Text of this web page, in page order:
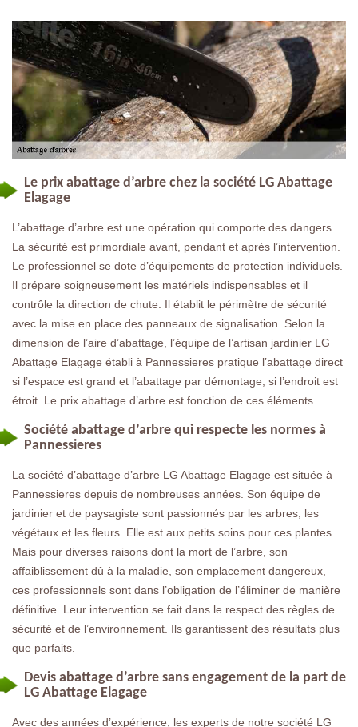
Le prix abattage d’arbre chez la société LG Abattage
Elagage
L’abattage d’arbre est une opération qui comporte des dangers.
La sécurité est primordiale avant, pendant et après l’intervention.
Le professionnel se dote d’équipements de protection individuels.
Il prépare soigneusement les matériels indispensables et il
contrôle la direction de chute. Il établit le périmètre de sécurité
avec la mise en place des panneaux de signalisation. Selon la
dimension de l’aire d’abattage, l’équipe de l’artisan jardinier LG
Abattage Elagage établi à Pannessieres pratique l’abattage direct
si l’espace est grand et l’abattage par démontage, si l’endroit est
étroit. Le prix abattage d’arbre est fonction de ces éléments.
Société abattage d’arbre qui respecte les normes à
Pannessieres
La société d’abattage d’arbre LG Abattage Elagage est située à
Pannessieres depuis de nombreuses années. Son équipe de
jardinier et de paysagiste sont passionnés par les arbres, les
végétaux et les fleurs. Elle est aux petits soins pour ces plantes.
Mais pour diverses raisons dont la mort de l’arbre, son
affaiblissement dû à la maladie, son emplacement dangereux,
ces professionnels sont dans l’obligation de l’éliminer de manière
définitive. Leur intervention se fait dans le respect des règles de
sécurité et de l’environnement. Ils garantissent des résultats plus
que parfaits.
Devis abattage d’arbre sans engagement de la part de
LG Abattage Elagage
Avec des années d’expérience, les experts de notre société LG